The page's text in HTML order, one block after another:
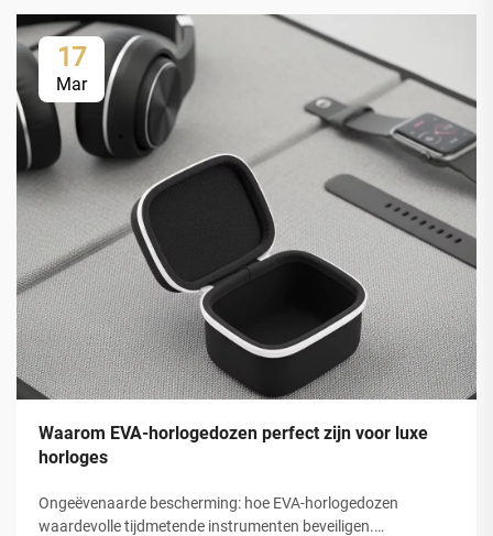
17
Mar
Waarom EVA-horlogedozen perfect zijn voor luxe
horloges
Ongeëvenaarde bescherming: hoe EVA-horlogedozen
waardevolle tijdmetende instrumenten beveiligen.